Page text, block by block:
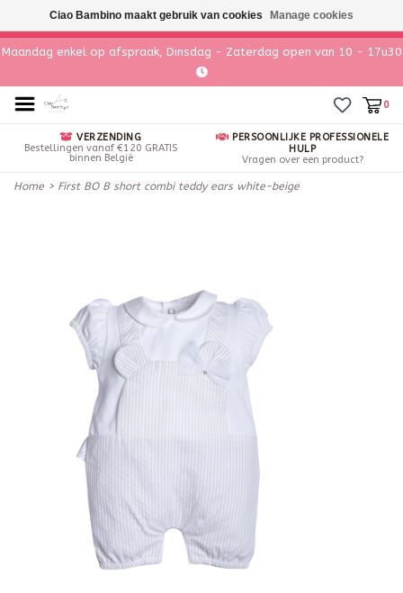
Maandag enkel op afspraak, Dinsdag - Zaterdag open van 10 - 17u30
0
VERZENDING
Bestellingen vanaf €120 GRATIS
binnen België
PERSOONLIJKE PROFESSIONELE
HULP
Vragen over een product?
Home > First BO B short combi teddy ears white-beige
Ciao Bambino maakt gebruik van cookies Manage cookies